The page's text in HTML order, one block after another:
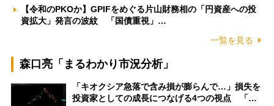
【令和のPKOか】GPIFをめぐる片山財務相の「円資産への投
資拡大」発言の波紋 「国債重視」…
一覧を見る
森口亮「まるわかり市況分析」
「キオクシア急落で含み損が膨らんで…」損失を
投資家としての成長につなげる4つの視点 「…